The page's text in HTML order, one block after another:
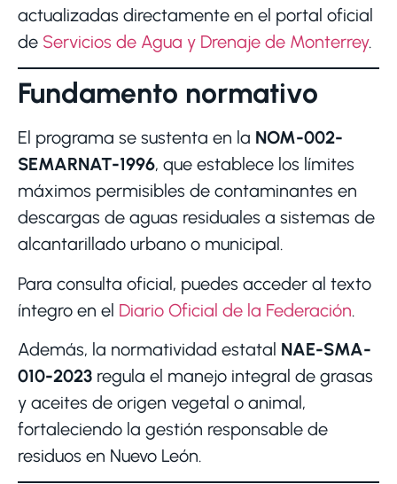
actualizadas directamente en el portal oficial
de Servicios de Agua y Drenaje de Monterrey.
Fundamento normativo
El programa se sustenta en la NOM-002-
SEMARNAT-1996, que establece los límites
máximos permisibles de contaminantes en
descargas de aguas residuales a sistemas de
alcantarillado urbano o municipal.
Para consulta oficial, puedes acceder al texto
íntegro en el Diario Oficial de la Federación.
Además, la normatividad estatal NAE-SMA-
010-2023 regula el manejo integral de grasas
y aceites de origen vegetal o animal,
fortaleciendo la gestión responsable de
residuos en Nuevo León.